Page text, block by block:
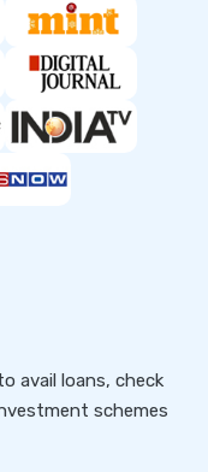
avail loans, check
schemes